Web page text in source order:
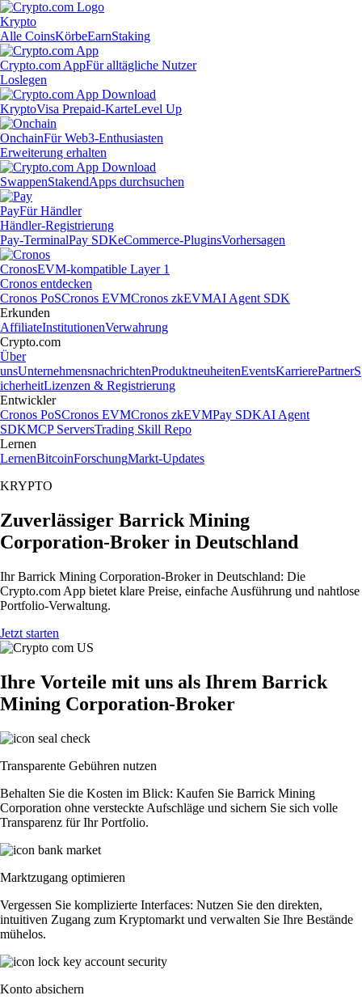
Krypto
Alle CoinsKörbeEarnStaking
Crypto.com AppFür alltägliche Nutzer
Loslegen
KryptoVisa Prepaid-KarteLevel Up
OnchainFür Web3-Enthusiasten
Erweiterung erhalten
SwappenStakendApps durchsuchen
PayFür Händler
Händler-Registrierung
Pay-TerminalPay SDKeCommerce-PluginsVorhersagen
CronosEVM-kompatible Layer 1
Cronos entdecken
Cronos PoSCronos EVMCronos zkEVMAI Agent SDK
Erkunden
AffiliateInstitutionenVerwahrung
Crypto.com
Über
unsUnternehmensnachrichtenProduktneuheitenEventsKarrierePartnerS
icherheitLizenzen & Registrierung
Entwickler
Cronos PoSCronos EVMCronos zkEVMPay SDKAI Agent
SDKMCP ServersTrading Skill Repo
Lernen
LernenBitcoinForschungMarkt-Updates
KRYPTO
Zuverlässiger Barrick Mining
Corporation-Broker in Deutschland
Ihr Barrick Mining Corporation-Broker in Deutschland: Die
Crypto.com App bietet klare Preise, einfache Ausführung und nahtlose
Portfolio-Verwaltung.
Jetzt starten
Ihre Vorteile mit uns als Ihrem Barrick
Mining Corporation-Broker
Transparente Gebühren nutzen
Behalten Sie die Kosten im Blick: Kaufen Sie Barrick Mining
Corporation ohne versteckte Aufschläge und sichern Sie sich volle
Transparenz für Ihr Portfolio.
Marktzugang optimieren
Vergessen Sie komplizierte Interfaces: Nutzen Sie den direkten,
intuitiven Zugang zum Kryptomarkt und verwalten Sie Ihre Bestände
mühelos.
Konto absichern